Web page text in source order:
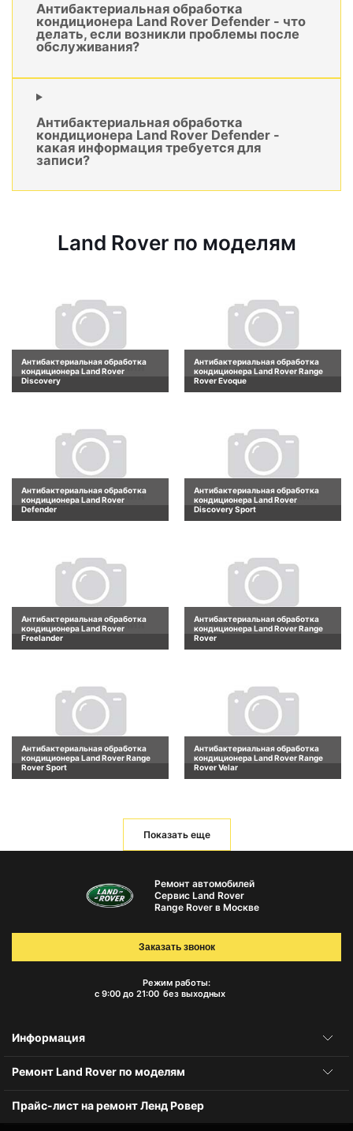
Антибактериальная обработка
кондиционера Land Rover Defender - что
делать, если возникли проблемы после
обслуживания?
Антибактериальная обработка
кондиционера Land Rover Defender -
какая информация требуется для
записи?
Land Rover по моделям
Антибактериальная обработка
кондиционера Land Rover
Discovery
Антибактериальная обработка
кондиционера Land Rover Range
Rover Evoque
Антибактериальная обработка
кондиционера Land Rover
Defender
Антибактериальная обработка
кондиционера Land Rover
Discovery Sport
Антибактериальная обработка
кондиционера Land Rover
Freelander
Антибактериальная обработка
кондиционера Land Rover Range
Rover
Антибактериальная обработка
кондиционера Land Rover Range
Rover Sport
Антибактериальная обработка
кондиционера Land Rover Range
Rover Velar
Показать еще
Ремонт автомобилей
Сервис Land Rover
Range Rover в Москве
Режим работы:
с 9:00 до 21:00 без выходных
Заказать звонок
Информация
Ремонт Land Rover по моделям
Прайс-лист на ремонт Ленд Ровер